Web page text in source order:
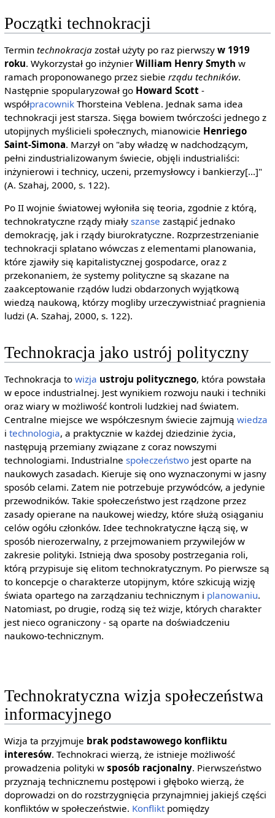
Początki technokracji
Termin technokracjazostał użyty po raz pierwszy w 1919
roku. Wykorzystał go inżynier William Henry Smyth w
ramach proponowanego przez siebie rządu techników.
Następnie spopularyzował go Howard Scott-
współpracownikThorsteina Veblena. Jednak sama idea
technokracji jest starsza. Sięga bowiem twórczości jednego z
utopijnych myślicieli społecznych, mianowicie Henriego
Saint-Simona. Marzył on "aby władzę w nadchodzącym,
pełni zindustrializowanym świecie, objęli industrialiści:
inżynierowi i technicy, uczeni, przemysłowcy i bankierzy[...]"
(A. Szahaj, 2000, s. 122).
Po II wojnie światowej wyłoniła się teoria, zgodnie z którą,
technokratyczne rządy miały szanse zastąpić jednako
demokrację, jak i rządy biurokratyczne. Rozprzestrzenianie
technokracji splatano wówczas z elementami planowania,
które zjawiły się kapitalistycznej gospodarce, oraz z
przekonaniem, że systemy polityczne są skazane na
zaakceptowanie rządów ludzi obdarzonych wyjątkową
wiedzą naukową, którzy mogliby urzeczywistniać pragnienia
ludzi (A. Szahaj, 2000, s. 122).
Technokracja jako ustrój polityczny
Technokracja to wizja ustroju politycznego, która powstała
w epoce industrialnej. Jest wynikiem rozwoju nauki i techniki
oraz wiary w możliwość kontroli ludzkiej nad światem.
Centralne miejsce we współczesnym świecie zajmują wiedza
i technologia, a praktycznie w każdej dziedzinie życia,
następują przemiany związane z coraz nowszymi
technologiami. Industrialne społeczeństwojest oparte na
naukowych zasadach. Kieruje się ono wyznaczonymi w jasny
sposób celami. Zatem nie potrzebuje przywódców, a jedynie
przewodników. Takie społeczeństwo jest rządzone przez
zasady opierane na naukowej wiedzy, które służą osiąganiu
celów ogółu członków. Idee technokratyczne łączą się, w
sposób nierozerwalny, z przejmowaniem przywilejów w
zakresie polityki. Istnieją dwa sposoby postrzegania roli,
którą przypisuje się elitom technokratycznym. Po pierwsze są
to koncepcje o charakterze utopijnym, które szkicują wizję
świata opartego na zarządzaniu technicznym i planowaniu.
Natomiast, po drugie, rodzą się też wizje, których charakter
jest nieco ograniczony - są oparte na doświadczeniu
naukowo-technicznym.
Technokratyczna wizja społeczeństwa
informacyjnego
Wizja ta przyjmuje brak podstawowego konfliktu
interesów. Technokraci wierzą, że istnieje możliwość
prowadzenia polityki w sposób racjonalny. Pierwszeństwo
przyznają technicznemu postępowi i głęboko wierzą, że
doprowadzi on do rozstrzygnięcia przynajmniej jakiejś części
konfliktów w społeczeństwie. Konfliktpomiędzy